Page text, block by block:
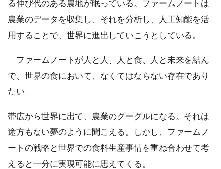
る伸び代のある農地が眠っている。ファームノートは
農業のデータを収集し、それを分析し、人工知能を活
用することで、世界に進出していこうとしている。
「ファームノートが人と人、人と食、人と未来を結ん
で、世界の食において、なくてはならない存在であり
たい」
帯広から世界に出て、農業のグーグルになる。それは
途方もない夢のように聞こえる。しかし、ファームノ
ートの戦略と世界での食料生産事情を重ね合わせて考
えると十分に実現可能に思えてくる。